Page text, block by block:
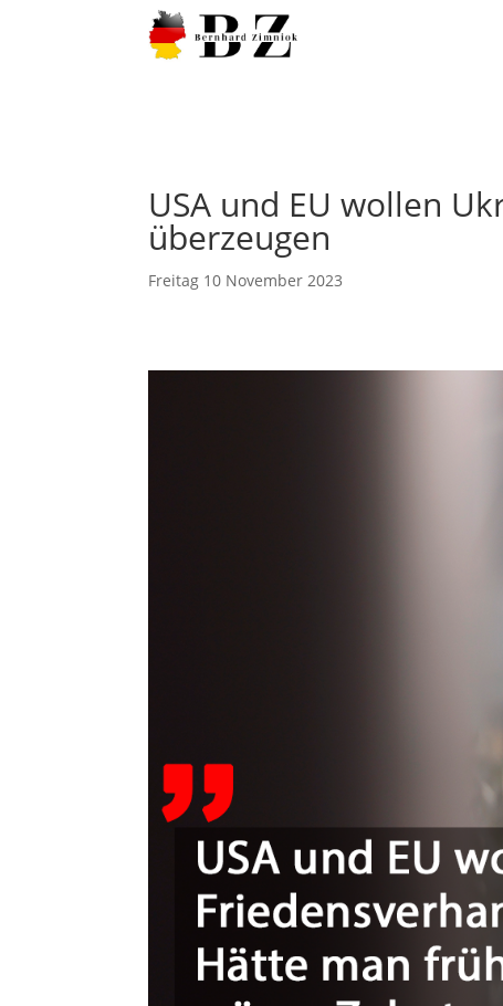
USA und EU wollen
überzeugen
Freitag 10 November 2023